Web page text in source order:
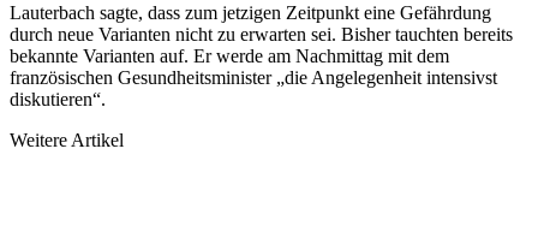
Lauterbach sagte, dass zum jetzigen Zeitpunkt eine Gefährdung
durch neue Varianten nicht zu erwarten sei. Bisher tauchten bereits
bekannte Varianten auf. Er werde am Nachmittag mit dem
französischen Gesundheitsminister „die Angelegenheit intensivst
diskutieren“.
Weitere Artikel